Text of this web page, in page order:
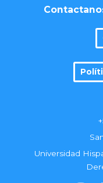
Universidad